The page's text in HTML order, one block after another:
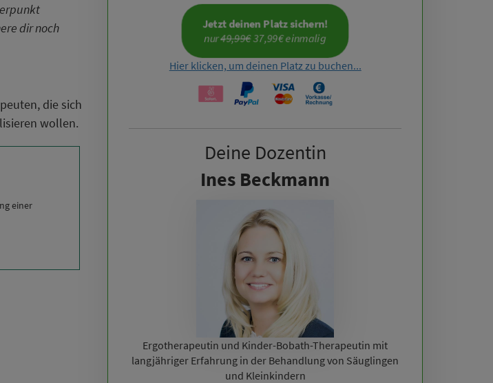
dir noch
die sich
wollen.
einer
Jetzt deinen Platz sichern!
nur 49,99€ 37,99€ einmalig
Hier klicken, um deinen Platz zu buchen...
Deine Dozentin
Ines Beckmann
Ergotherapeutin und Kinder-Bobath-Therapeutin mit
langjähriger Erfahrung in der Behandlung von Säuglingen
und Kleinkindern